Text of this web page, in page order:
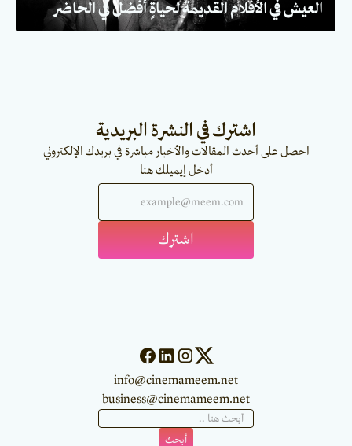
العيش في الأفلام القديمة لحياةٍ أفضل في الحاضر
اشترك في النشرة البريدية
احصل على أحدث المقالات والأخبار مباشرة في بريدك الإلكتروني
أدخل إيميلك هنا
info@cinemameem.net
business@cinemameem.net